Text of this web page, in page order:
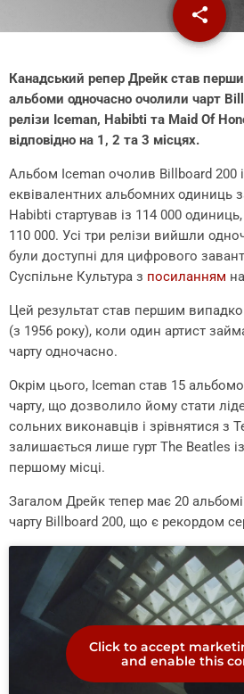
share
email
Канадський репер Дрейк став
альбоми одночасно очолили чарт
релізи Iceman, Habibti та Maid Of
відповідно на 1, 2 та 3 місцях.
Альбом Iceman очолив Billboard 200
еквівалентних альбомних одиниць
Habibti стартував із 114 000
110 000. Усі три релізи вийшли
були доступні для цифрового
Суспільне Культура з посиланням
Цей результат став першим
(з 1956 року), коли один артист
чарту одночасно.
Окрім цього, Iceman став 15
чарту, що дозволило йому стати
сольних виконавців і зрівнятися з
залишається лише гурт The Beatles
першому місці.
Загалом Дрейк тепер має 20
чарту Billboard 200, що є рекордом
Click to accept
and enable this